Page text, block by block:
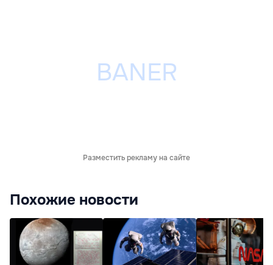
Разместить рекламу на сайте
Похожие новости